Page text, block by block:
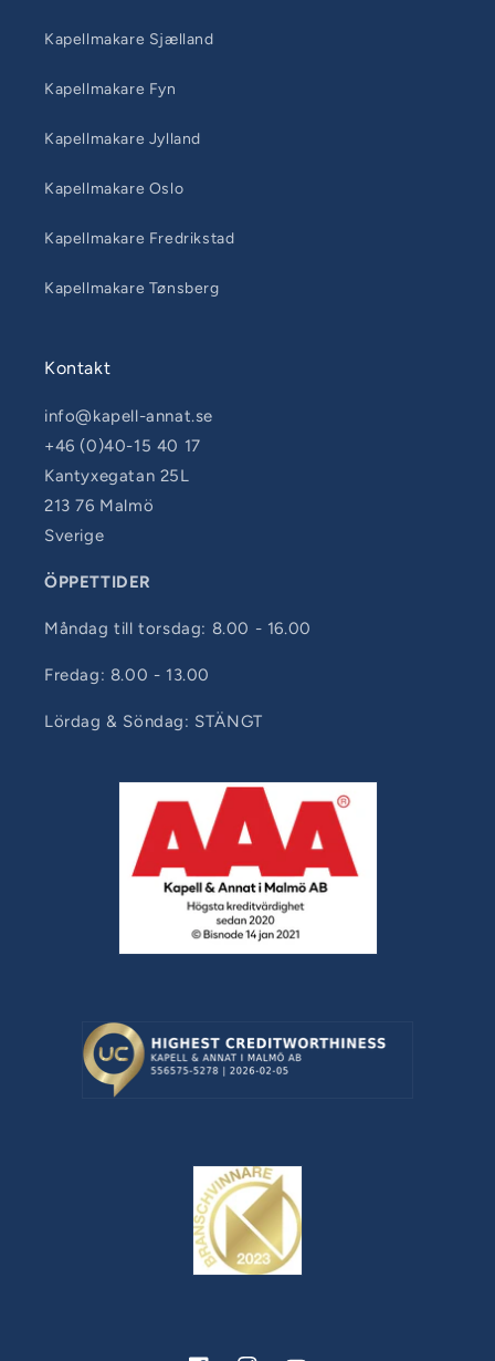
Kapellmakare Sjælland
Kapellmakare Fyn
Kapellmakare Jylland
Kapellmakare Oslo
Kapellmakare Fredrikstad
Kapellmakare Tønsberg
Kontakt
info@kapell-annat.se
+46 (0)40-15 40 17
Kantyxegatan 25L
213 76 Malmö
Sverige
ÖPPETTIDER
Måndag till torsdag: 8.00 - 16.00
Fredag: 8.00 - 13.00
Lördag & Söndag: STÄNGT